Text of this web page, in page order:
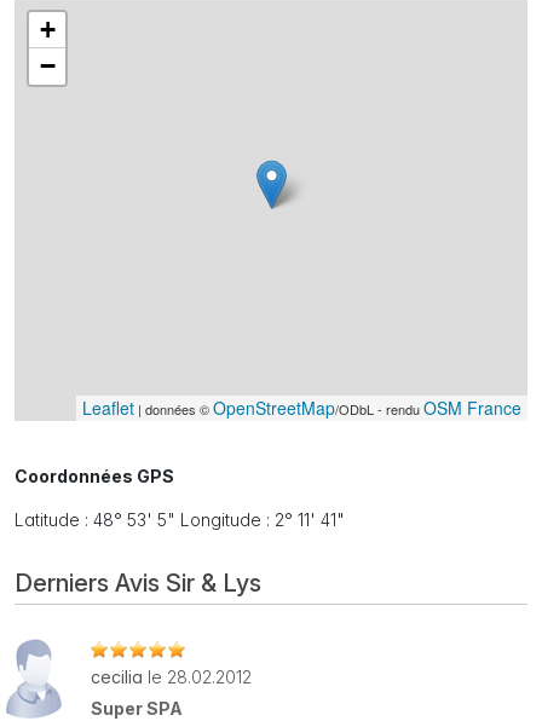
+
−
Leaflet | données ©OpenStreetMap/ODbL - renduOSM France
Coordonnées GPS
Latitude : 48° 53' 5" Longitude : 2° 11' 41"
Derniers Avis Sir & Lys
cecilia le 28.02.2012
Super SPA